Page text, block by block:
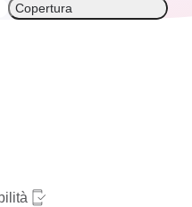
Copertura